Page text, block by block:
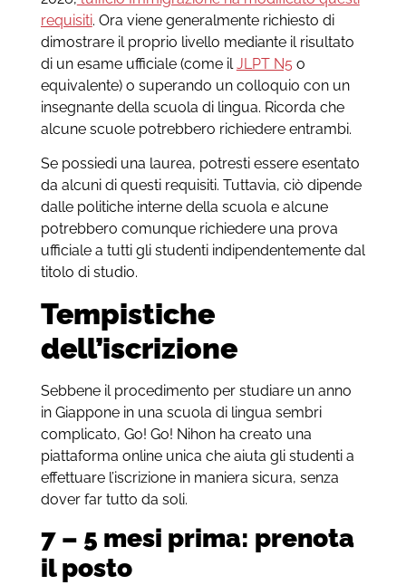
requisiti. Ora viene generalmente richiesto di
dimostrare il proprio livello mediante il risultato
di un esame ufficiale (come ilJLPT N5 o
equivalente) o superando un colloquio con un
insegnante della scuola di lingua. Ricorda che
alcune scuole potrebbero richiedere entrambi.
Se possiedi una laurea, potresti essere esentato
da alcuni di questi requisiti. Tuttavia, ciò dipende
dalle politiche interne della scuola e alcune
potrebbero comunque richiedere una prova
ufficiale a tutti gli studenti indipendentemente dal
titolo di studio.
Tempistiche
dell’iscrizione
Sebbene il procedimento per studiare un anno
in Giappone in una scuola di lingua sembri
complicato, Go! Go! Nihon ha creato una
piattaforma online unica che aiuta gli studenti a
effettuare l’iscrizione in maniera sicura, senza
dover far tutto da soli.
7 – 5 mesi prima: prenota
il posto